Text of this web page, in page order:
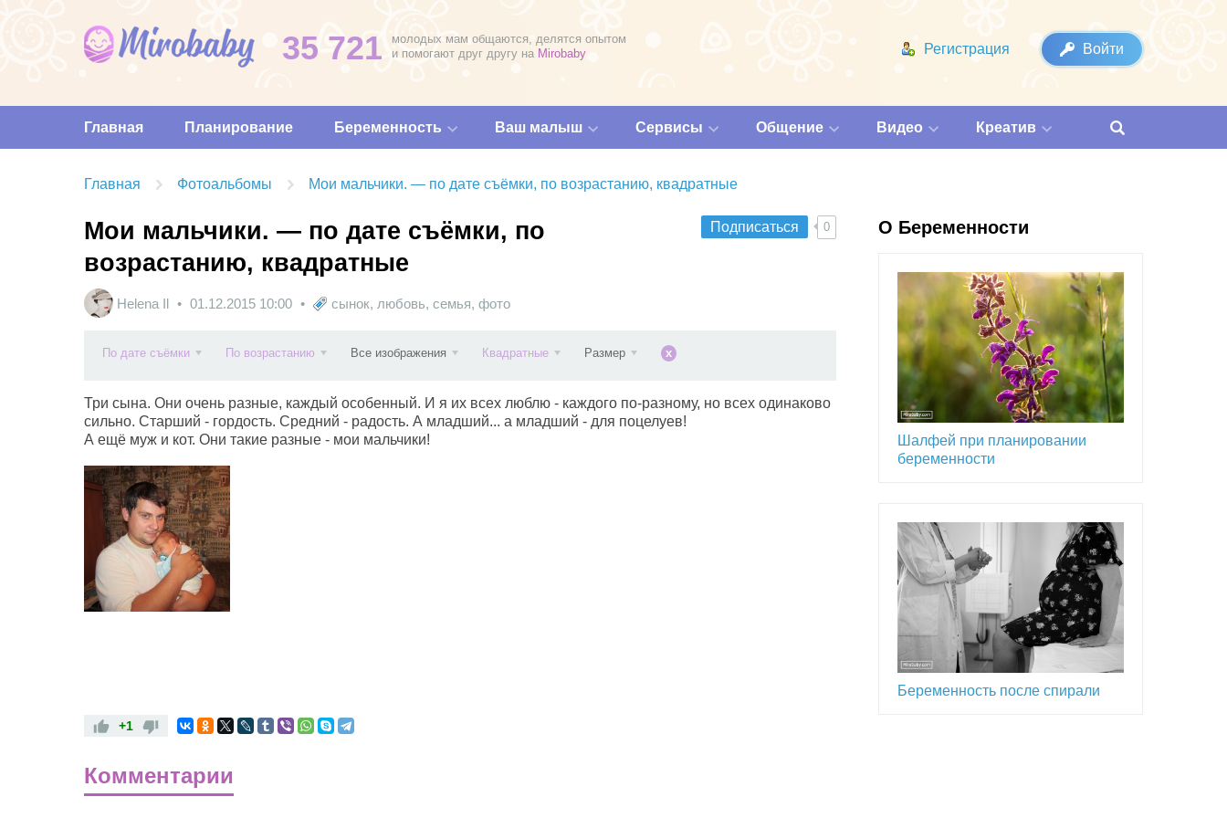
35 721
молодых мам общаются, делятся опытом
и помогают друг другу на Mirobaby Регистрация Войти
Главная Планирование Беременность Ваш малыш Сервисы Общение Видео Креатив
Главная Фотоальбомы Мои мальчики. — по дате съёмки, по возрастанию, квадратные
Подписаться 0
Мои мальчики. — по дате съёмки, по
возрастанию, квадратные
Helena Il 01.12.2015 10:00 сынок, любовь, семья, фото
По дате съёмки По возрастанию Все изображения Квадратные Размер x
Три сына. Они очень разные, каждый особенный. И я их всех люблю - каждого по-разному, но всех одинаково
сильно. Старший - гордость. Средний - радость. А младший... а младший - для поцелуев!
А ещё муж и кот. Они такие разные - мои мальчики!
+1
Комментарии
О Беременности
Шалфей при планировании
беременности
Беременность после спирали